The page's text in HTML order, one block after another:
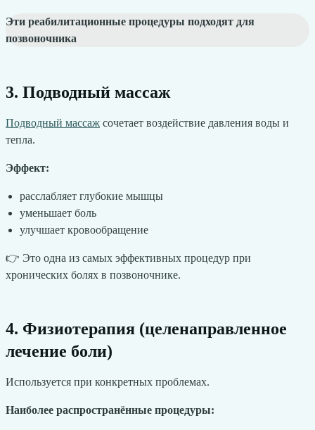
Эти реабилитационные процедуры подходят для
позвоночника
3. Подводный массаж
Подводный массаж сочетает воздействие давления воды и
тепла.
Эффект:
расслабляет глубокие мышцы
уменьшает боль
улучшает кровообращение
👉 Это одна из самых эффективных процедур при
хронических болях в позвоночнике.
4. Физиотерапия (целенаправленное
лечение боли)
Используется при конкретных проблемах.
Наиболее распространённые процедуры: